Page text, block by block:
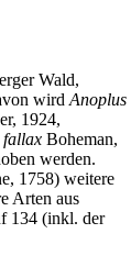
Wald,
wird Anoplus
1924,
fallax Boheman,
werden.
1758) weitere
Arten aus
134 (inkl. der